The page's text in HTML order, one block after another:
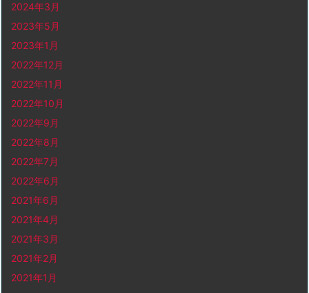
2024年3月
2023年5月
2023年1月
2022年12月
2022年11月
2022年10月
2022年9月
2022年8月
2022年7月
2022年6月
2021年6月
2021年4月
2021年3月
2021年2月
2021年1月